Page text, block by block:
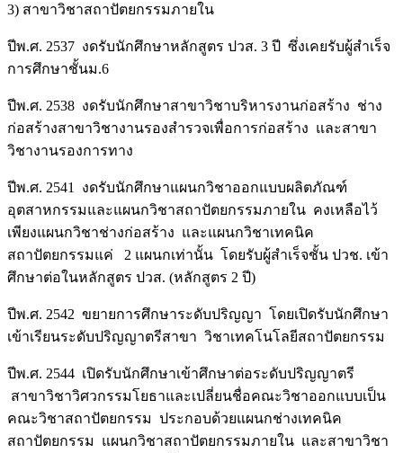
3) สาขาวิชาสถาปัตยกรรมภายใน
ปีพ.ศ. 2537 งดรับนักศึกษาหลักสูตร ปวส. 3 ปี ซึ่งเคยรับผู้สำเร็จ
การศึกษาชั้นม.6
ปีพ.ศ. 2538 งดรับนักศึกษาสาขาวิชาบริหารงานก่อสร้าง ช่าง
ก่อสร้างสาขาวิชางานรองสำรวจเพื่อการก่อสร้าง และสาขา
วิชางานรองการทาง
ปีพ.ศ. 2541 งดรับนักศึกษาแผนกวิชาออกแบบผลิตภัณฑ์
อุตสาหกรรมและแผนกวิชาสถาปัตยกรรมภายใน คงเหลือไว้
เพียงแผนกวิชาช่างก่อสร้าง และแผนกวิชาเทคนิค
สถาปัตยกรรมแค่ 2 แผนกเท่านั้น โดยรับผู้สำเร็จชั้น ปวช. เข้า
ศึกษาต่อในหลักสูตร ปวส. (หลักสูตร 2 ปี)
ปีพ.ศ. 2542 ขยายการศึกษาระดับปริญญา โดยเปิดรับนักศึกษา
เข้าเรียนระดับปริญญาตรีสาขา วิชาเทคโนโลยีสถาปัตยกรรม
ปีพ.ศ. 2544 เปิดรับนักศึกษาเข้าศึกษาต่อระดับปริญญาตรี
สาขาวิชาวิศวกรรมโยธาและเปลี่ยนชื่อคณะวิชาออกแบบเป็น
คณะวิชาสถาปัตยกรรม ประกอบด้วยแผนกช่างเทคนิค
สถาปัตยกรรม แผนกวิชาสถาปัตยกรรมภายใน และสาขาวิชา